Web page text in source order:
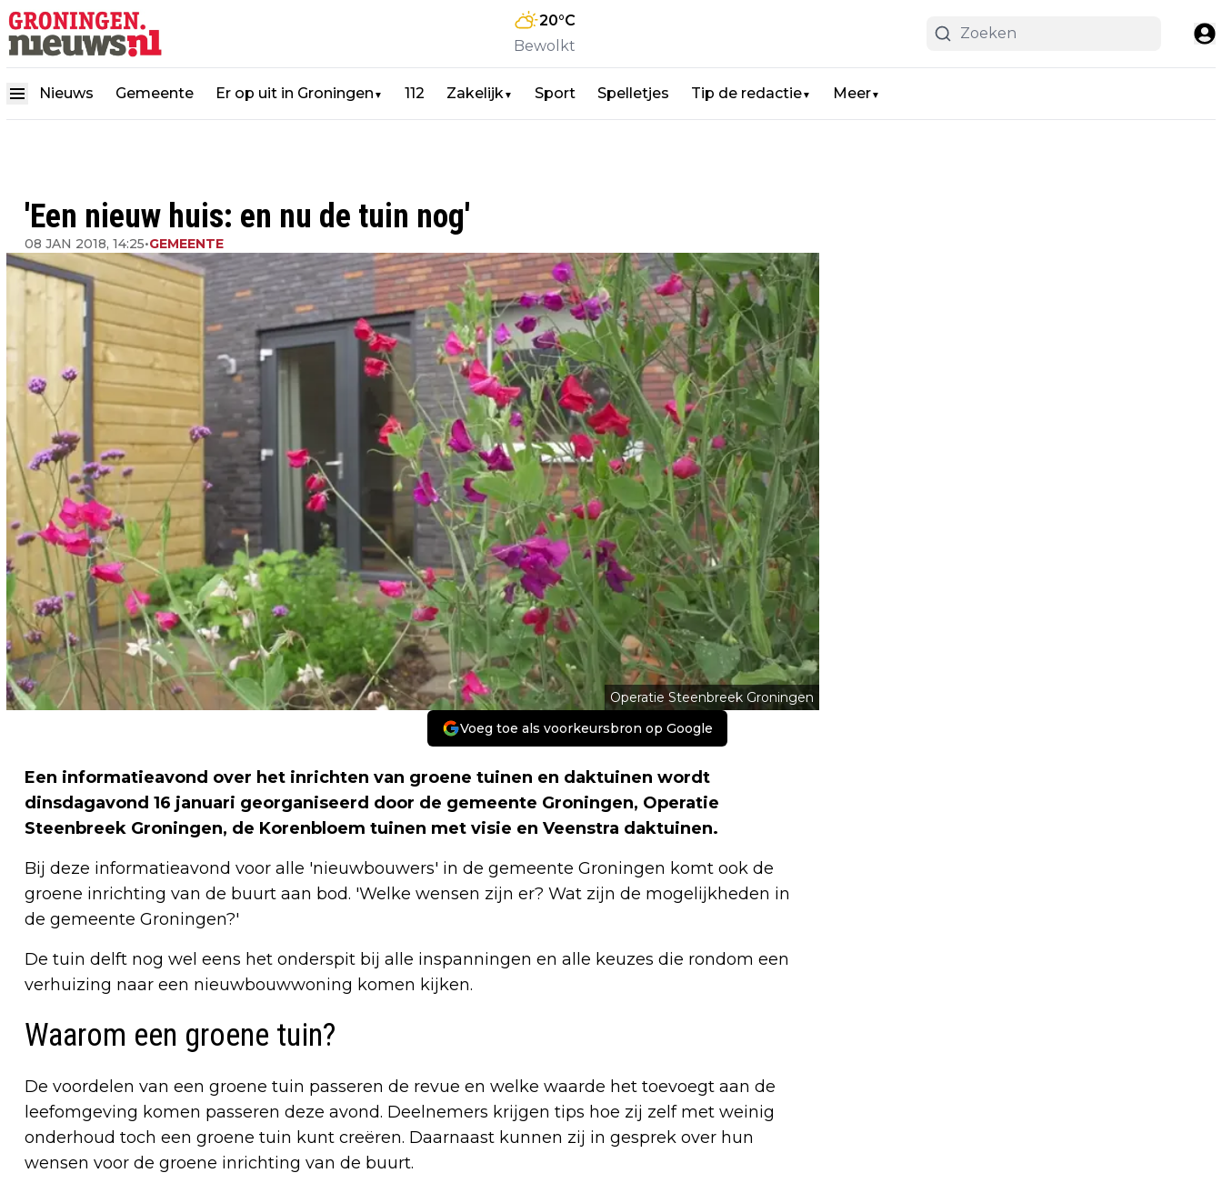
20°C
Bewolkt
Nieuws Gemeente Er op uit in Groningen ▼ 112 Zakelijk▼ Sport Spelletjes Tip de redactie▼ Meer▼
'Een nieuw huis: en nu de tuin nog'
08 JAN 2018, 14:25•GEMEENTE
Operatie Steenbreek Groningen
Voeg toe als voorkeursbron op Google
Een informatieavond over het inrichten van groene tuinen en daktuinen wordt
dinsdagavond 16 januari georganiseerd door de gemeente Groningen, Operatie
Steenbreek Groningen, de Korenbloem tuinen met visie en Veenstra daktuinen.
Bij deze informatieavond voor alle 'nieuwbouwers' in de gemeente Groningen komt ook de
groene inrichting van de buurt aan bod. 'Welke wensen zijn er? Wat zijn de mogelijkheden in
de gemeente Groningen?'
De tuin delft nog wel eens het onderspit bij alle inspanningen en alle keuzes die rondom een
verhuizing naar een nieuwbouwwoning komen kijken.
Waarom een groene tuin?
De voordelen van een groene tuin passeren de revue en welke waarde het toevoegt aan de
leefomgeving komen passeren deze avond. Deelnemers krijgen tips hoe zij zelf met weinig
onderhoud toch een groene tuin kunt creëren. Daarnaast kunnen zij in gesprek over hun
wensen voor de groene inrichting van de buurt.